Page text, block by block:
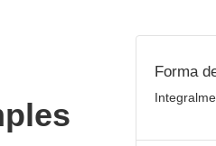
Forma